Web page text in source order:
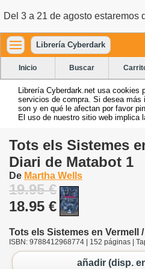
Del 3 a 21 de agosto estaremos
Librería Cyberdark
Inicio Buscar
Librería Cyberdark.net usa cookies
servicios de compra. Si desea más
son y en qué le afectan por favor
El uso de nuestro sitio web implica
Tots els Sistemes
Diari de Matabot 1
De Martha Wells
19.95 €
18.95 €
Tots els Sistemes en Vermell
ISBN: 9788412968774 | 152 páginas |
añadir (disp.